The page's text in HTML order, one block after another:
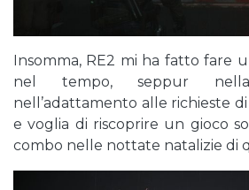
Insomma, RE2 mi ha fatto fare
nel tempo, seppur
nell’adattamento alle richieste
e voglia di riscoprire un gioco
combo nelle nottate natalizie di